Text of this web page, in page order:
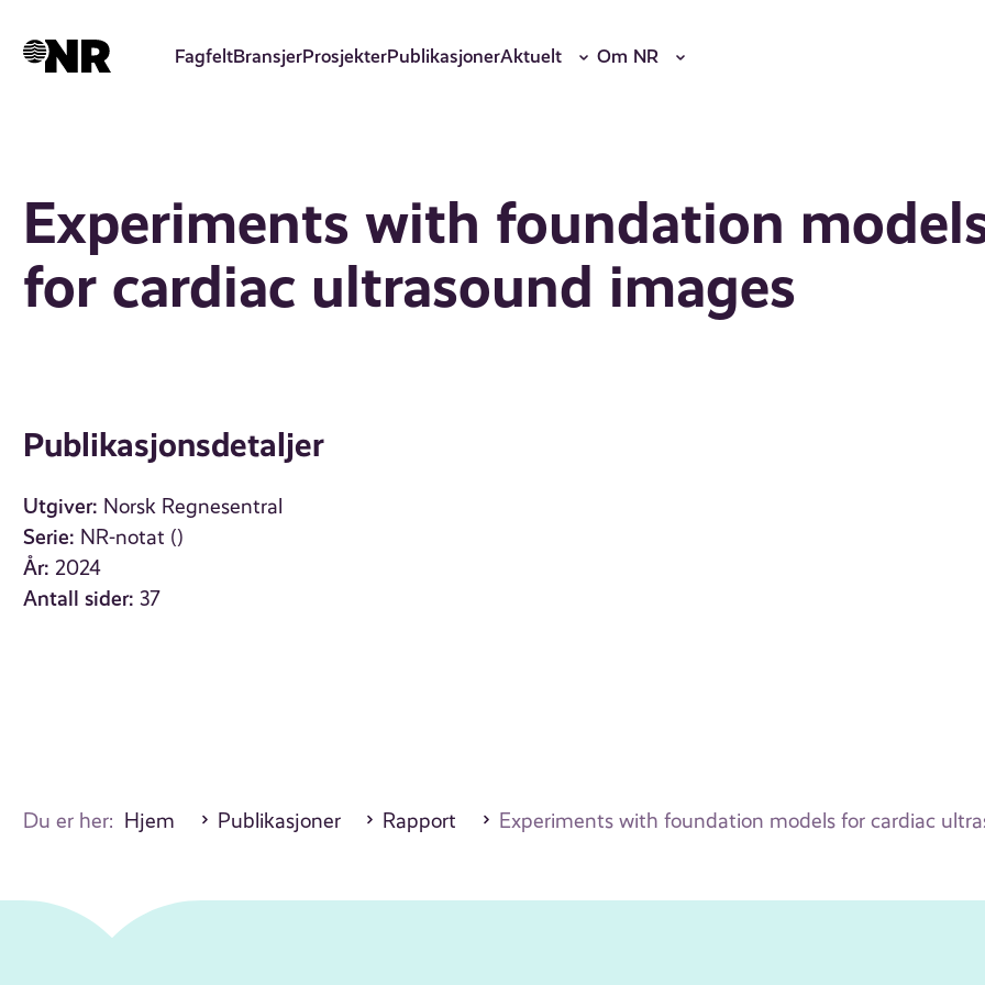
hovedinnhold
FagfeltBransjerProsjekterPublikasjonerAktuelt Om NR
Experiments with foundation
for cardiac ultrasound images
Publikasjonsdetaljer
Utgiver: Norsk Regnesentral
Serie: NR-notat ()
År: 2024
Antall sider: 37
Du er her: Hjem Publikasjoner Rapport Experiments with foundation models for cardiac